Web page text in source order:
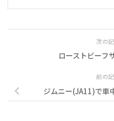
次の
ローストビーフ
前の
ジムニー(JA11)で車